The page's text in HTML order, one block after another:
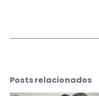
Posts relacionados